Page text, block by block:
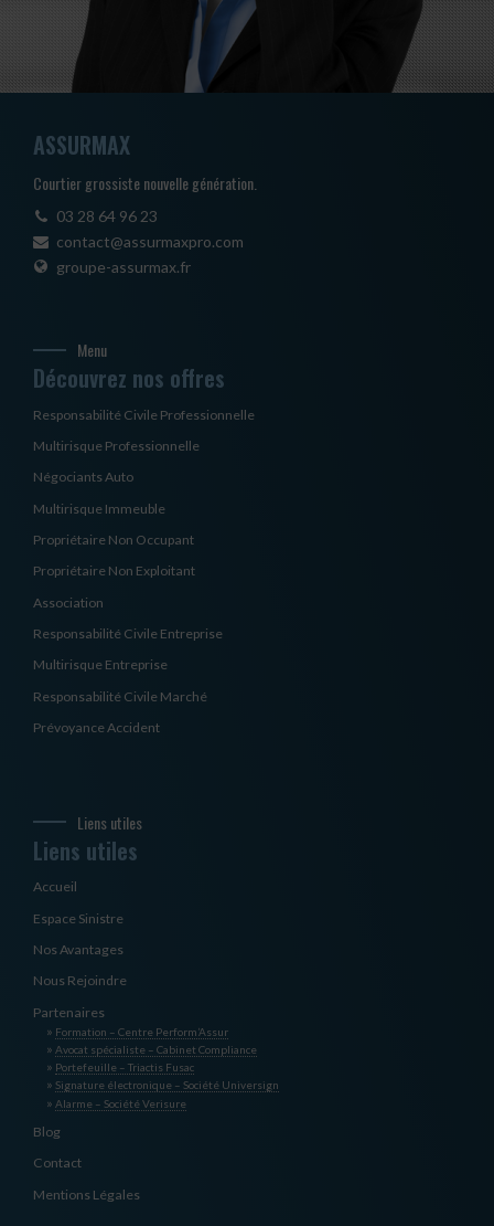
ASSURMAX
Courtier grossiste nouvelle génération.
03 28 64 96 23
contact@assurmaxpro.com
groupe-assurmax.fr
Menu
Découvrez nos offres
Responsabilité Civile Professionnelle
Multirisque Professionnelle
Négociants Auto
Multirisque Immeuble
Propriétaire Non Occupant
Propriétaire Non Exploitant
Association
Responsabilité Civile Entreprise
Multirisque Entreprise
Responsabilité Civile Marché
Prévoyance Accident
Liens utiles
Liens utiles
Accueil
Espace Sinistre
Nos Avantages
Nous Rejoindre
Partenaires
Formation – Centre Perform’Assur
Avocat spécialiste – Cabinet Compliance
Portefeuille – Triactis Fusac
Signature électronique – Société Universign
Alarme – Société Verisure
Blog
Contact
Mentions Légales